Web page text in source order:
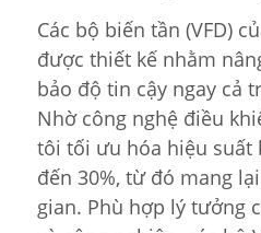
Các bộ biến tần (VFD)
được thiết kế nhằm
bảo độ tin cậy ngay cả
Nhờ công nghệ điều
tôi tối ưu hóa hiệu suất
đến 30%, từ đó mang
gian. Phù hợp lý tưởng